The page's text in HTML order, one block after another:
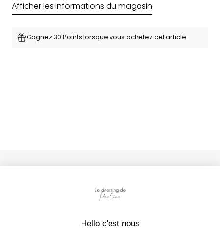
Afficher les informations du magasin
Gagnez 30 Points lorsque vous achetez cet article.